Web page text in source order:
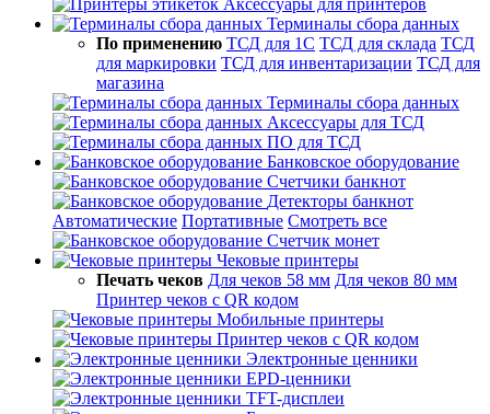
Терминалы сбора данных
По применению ТСД для 1С ТСД для склада ТСД
для маркировки ТСД для инвентаризации ТСД для
магазина
Терминалы сбора данных
Аксессуары для ТСД
ПО для ТСД
Банковское оборудование
Счетчики банкнот
Детекторы банкнот
Автоматические Портативные Смотреть все
Счетчик монет
Чековые принтеры
Печать чеков Для чеков 58 мм Для чеков 80 мм
Принтер чеков с QR кодом
Мобильные принтеры
Принтер чеков с QR кодом
Электронные ценники
EPD-ценники
TFT-дисплеи